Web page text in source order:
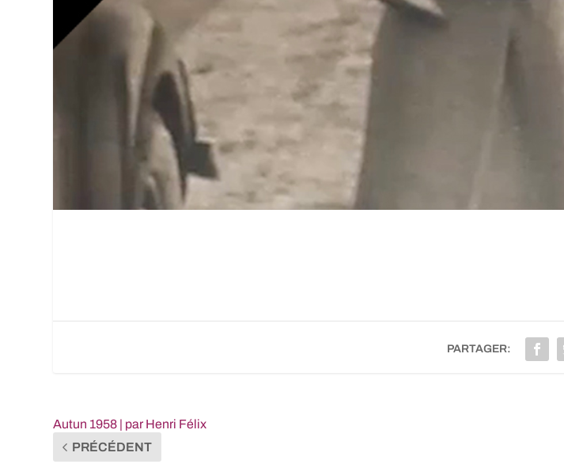
PARTAGER:
Autun 1958 | par Henri Félix
PRÉCÉDENT